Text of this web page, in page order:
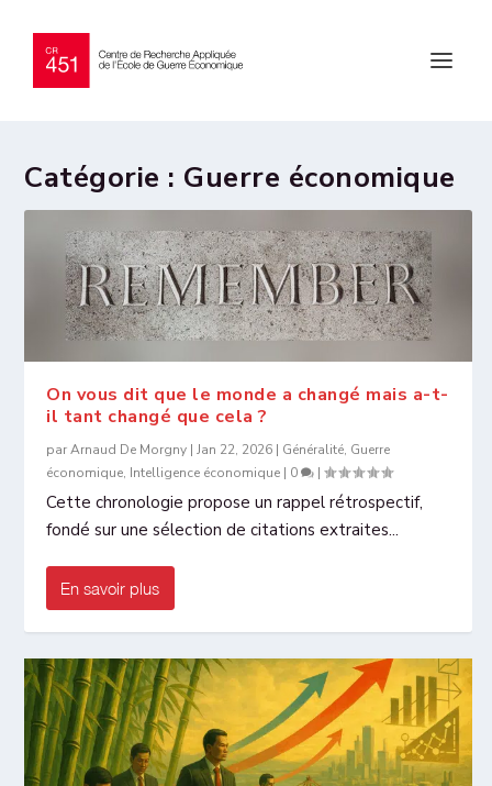
Catégorie : Guerre économique
On vous dit que le monde a changé mais a-t-
il tant changé que cela ?
parArnaud De Morgny |Jan 22, 2026 | Généralité, Guerre
économique, Intelligence économique | 0 |
Cette chronologie propose un rappel rétrospectif,
fondé sur une sélection de citations extraites...
En savoir plus